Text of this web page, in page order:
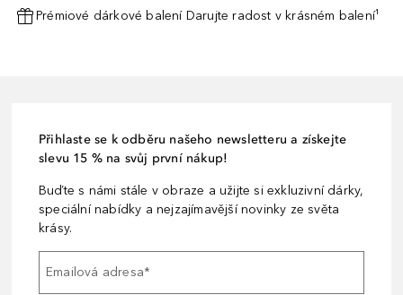
Prémiové dárkové balení Darujte radost v krásném balení¹
Přihlaste se k odběru našeho newsletteru a získejte
slevu 15 % na svůj první nákup!
Buďte s námi stále v obraze a užijte si exkluzivní dárky,
speciální nabídky a nejzajímavější novinky ze světa
krásy.
Emailová adresa*